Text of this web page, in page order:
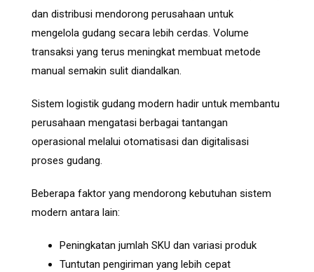
dan distribusi mendorong perusahaan untuk
mengelola gudang secara lebih cerdas. Volume
transaksi yang terus meningkat membuat metode
manual semakin sulit diandalkan.
Sistem logistik gudang modern hadir untuk membantu
perusahaan mengatasi berbagai tantangan
operasional melalui otomatisasi dan digitalisasi
proses gudang.
Beberapa faktor yang mendorong kebutuhan sistem
modern antara lain:
Peningkatan jumlah SKU dan variasi produk
Tuntutan pengiriman yang lebih cepat